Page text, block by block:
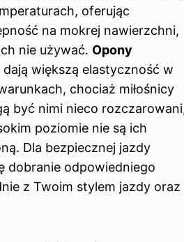
oferując
na mokrej nawierzchni,
nie używać. Opony
dają większą elastyczność w
chociaż miłośnicy
być nimi nieco
poziomie nie są ich
Dla bezpiecznej jazdy
dobranie odpowiedniego
z Twoim stylem jazdy oraz